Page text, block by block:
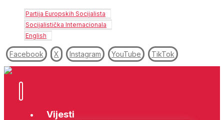
Partija Europskih Socijalista
Socijalistička Internacionala
English
Facebook X Instagram YouTube TikTok
Vijesti